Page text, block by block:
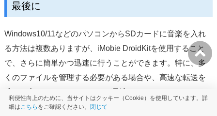
最後に
Windows10/11などのパソコンからSDカードに音楽を入れ
る方法は複数ありますが、iMobie DroidKitを使用すること
で、さらに簡単かつ迅速に行うことができます。特に、多
くのファイルを管理する必要がある場合や、高速な転送を
DroidKitをダウンロードして、快適な音楽転送を体験してみ
利便性向上のために、当サイトはクッキー（Cookie）を使用しています。詳
細はこちら をご確認ください。 閉じて